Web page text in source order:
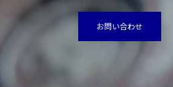
お問い合わせ